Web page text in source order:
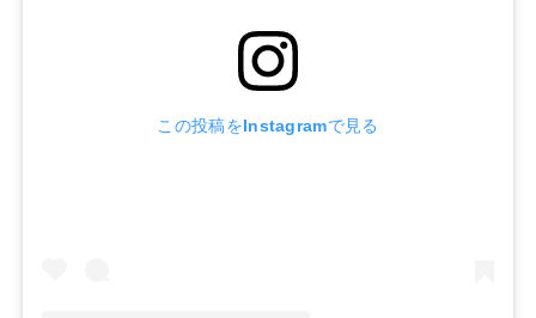
この投稿をInstagramで見る